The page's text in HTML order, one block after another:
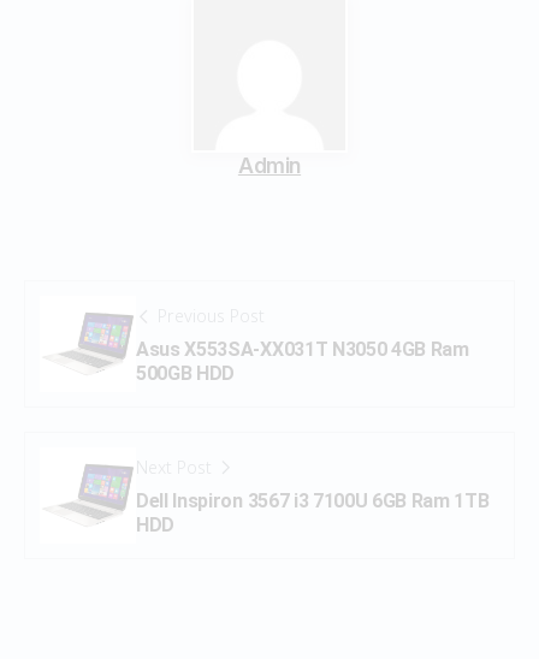
Admin
Previous Post
Asus X553SA-XX031T N3050 4GB Ram
500GB HDD
Next Post
Dell Inspiron 3567 i3 7100U 6GB Ram 1TB
HDD